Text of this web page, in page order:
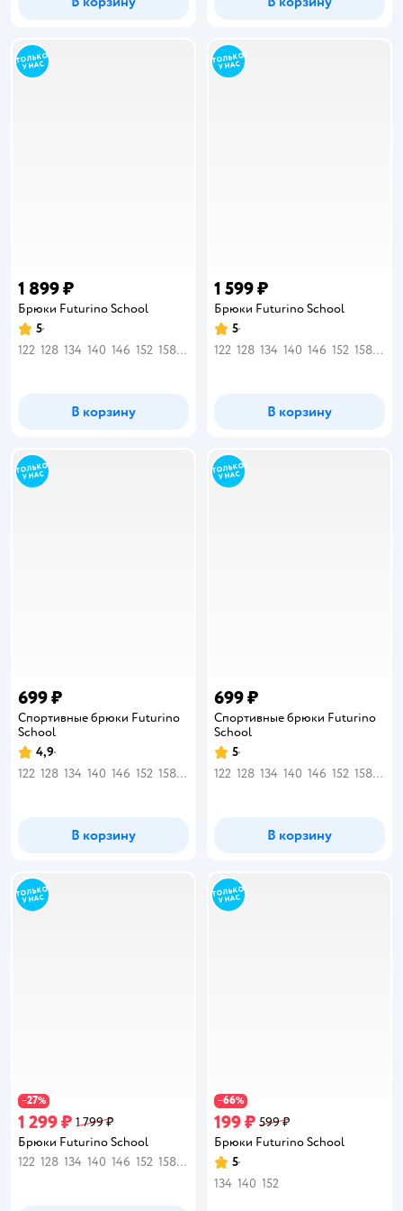
1 899 ₽
Брюки Futurino School
Рейтинг:
5
122 128 134 140 146 152 158 164
В корзину
1 599 ₽
Брюки Futurino School
Рейтинг:
5
122 128 134 140 146 152 158 164
В корзину
699 ₽
Спортивные брюки Futurino
School
Рейтинг:
4,9
122 128 134 140 146 152 158 164
В корзину
699 ₽
Спортивные брюки Futurino
School
Рейтинг:
5
122 128 134 140 146 152 158 164
В корзину
−27%
1 299 ₽ 1 799 ₽
Брюки Futurino School
122 128 134 140 146 152 158 164
−66%
199 ₽ 599 ₽
Брюки Futurino School
Рейтинг:
5
134 140 152